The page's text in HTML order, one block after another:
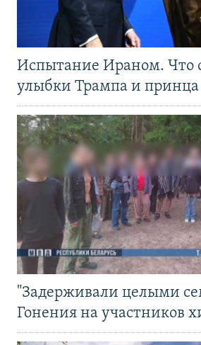
Испытание Ираном. Что
улыбки Трампа и
"Задерживали целыми
Гонения на участников